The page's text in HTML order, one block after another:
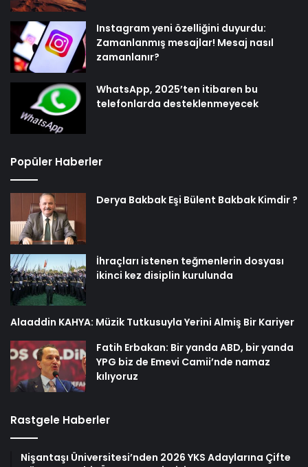
Instagram yeni özelliğini duyurdu:
Zamanlanmış mesajlar! Mesaj nasıl
zamanlanır?
WhatsApp, 2025’ten itibaren bu
telefonlarda desteklenmeyecek
Popüler Haberler
Derya Bakbak Eşi Bülent Bakbak Kimdir ?
İhraçları istenen teğmenlerin dosyası
ikinci kez disiplin kurulunda
Alaaddin KAHYA: Müzik Tutkusuyla Yerini Almiş Bir Kariyer
Fatih Erbakan: Bir yanda ABD, bir yanda
YPG biz de Emevi Camii’nde namaz
kılıyoruz
Rastgele Haberler
Nişantaşı Üniversitesi’nden 2026 YKS Adaylarına Çifte